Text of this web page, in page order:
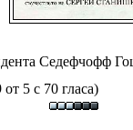
Седефчофф
5 с 70 гласа)